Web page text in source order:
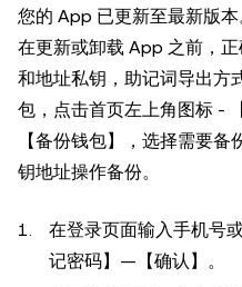
您的 App 已更新至最新版本
在更新或卸载 App 之前，
和地址私钥，助记词导出方
包，点击首页左上角图标 -
【备份钱包】，选择需要
钥地址操作备份。
在登录页面输入手机号
记密码】—【确认】。